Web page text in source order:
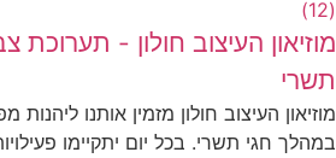
מוזיאון העיצוב חולון - תערוכת
תשרי
מוזיאון העיצוב חולון מזמין אותנו ליהנות
במהלך חגי תשרי. בכל יום יתקיימו